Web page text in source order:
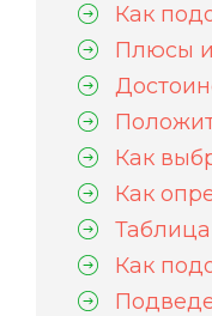
Как
Плюсы
Как
Как
Как